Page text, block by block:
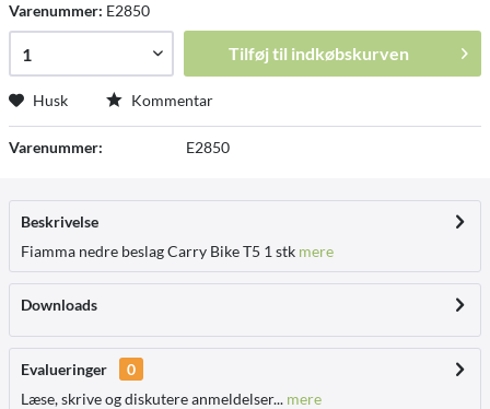
Varenummer: E2850
Tilføj til indkøbskurven
Husk Kommentar
Varenummer: E2850
Beskrivelse
Fiamma nedre beslag Carry Bike T5 1 stk mere
Downloads
Evalueringer
0
Læse, skrive og diskutere anmeldelser... mere